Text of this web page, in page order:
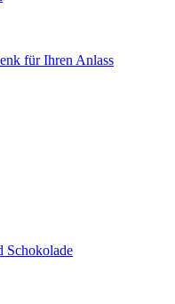
für Ihren Anlass
Schokolade